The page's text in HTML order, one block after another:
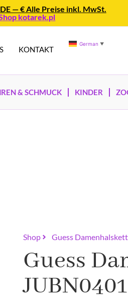
— € Alle Preise inkl. MwSt.
kotarek.pl
KONTAKT
German ▼
& SCHMUCK KINDER
Shop Guess
Guess